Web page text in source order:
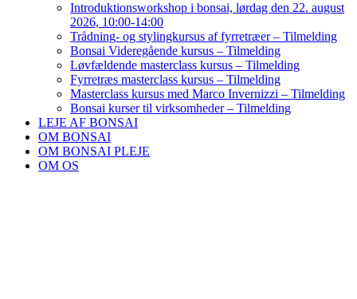
Introduktionsworkshop i bonsai, lørdag den 22. august
2026, 10:00-14:00
Trådning- og stylingkursus af fyrretræer – Tilmelding
Bonsai Videregående kursus – Tilmelding
Løvfældende masterclass kursus – Tilmelding
Fyrretræs masterclass kursus – Tilmelding
Masterclass kursus med Marco Invernizzi – Tilmelding
Bonsai kurser til virksomheder – Tilmelding
LEJE AF BONSAI
OM BONSAI
OM BONSAI PLEJE
OM OS